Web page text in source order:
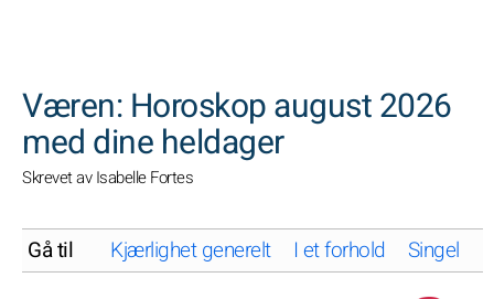
Væren: Horoskop august 2026
med dine heldager
Skrevet av Isabelle Fortes
Gå til Kjærlighet generelt I et forhold Singel